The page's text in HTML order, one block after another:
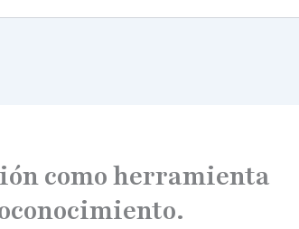
como herramienta